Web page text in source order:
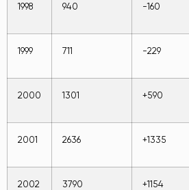
1998 940 -160
1999 711 -229
2000 1301 +590
2001 2636 +1335
2002 3790 +1154